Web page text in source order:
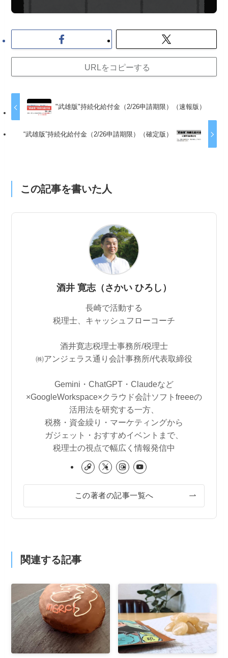
URLをコピーする
"武雄版"持続化給付金（2/26申請期限）（速報版）
“武雄版”持続化給付金（2/26申請期限）（確定版）
この記事を書いた人
酒井 寛志（さかい ひろし）
長崎で活動する
税理士、キャッシュフローコーチ
酒井寛志税理士事務所/税理士
㈱アンジェラス通り会計事務所/代表取締役
Gemini・ChatGPT・Claudeなど
×GoogleWorkspace×クラウド会計ソフトfreeeの
活用法を研究する一方、
税務・資金繰り・マーケティングから
ガジェット・おすすめイベントまで、
税理士の視点で幅広く情報発信中
この著者の記事一覧へ
関連する記事